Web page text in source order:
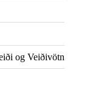
og Veiðivötn